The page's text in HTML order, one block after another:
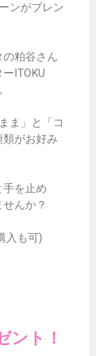
ンがブレン
の粕谷さん
ITOKU
ま」と「コ
がお好み
を止め
んか？
入も可)
ント！